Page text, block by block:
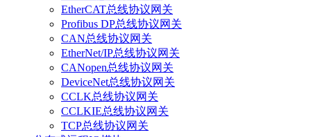
EtherCAT总线协议网关
Profibus DP总线协议网关
CAN总线协议网关
EtherNet/IP总线协议网关
CANopen总线协议网关
DeviceNet总线协议网关
CCLK总线协议网关
CCLKIE总线协议网关
TCP总线协议网关